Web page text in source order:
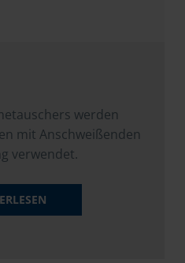
werden
mit Anschweißenden
verwendet.